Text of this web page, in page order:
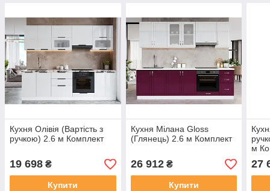
Кухня Олівія (Вартість з
ручкою) 2.6 м Комплект
19 698 ₴
Купити
Кухня Мілана Gloss
(Глянець) 2.6 м Комплект
26 912₴
Купити
м
27